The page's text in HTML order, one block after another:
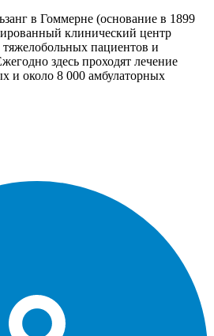
в Гоммерне (основание в 1899
клинический центр
пациентов и
здесь проходят лечение
и около 8 000 амбулаторных